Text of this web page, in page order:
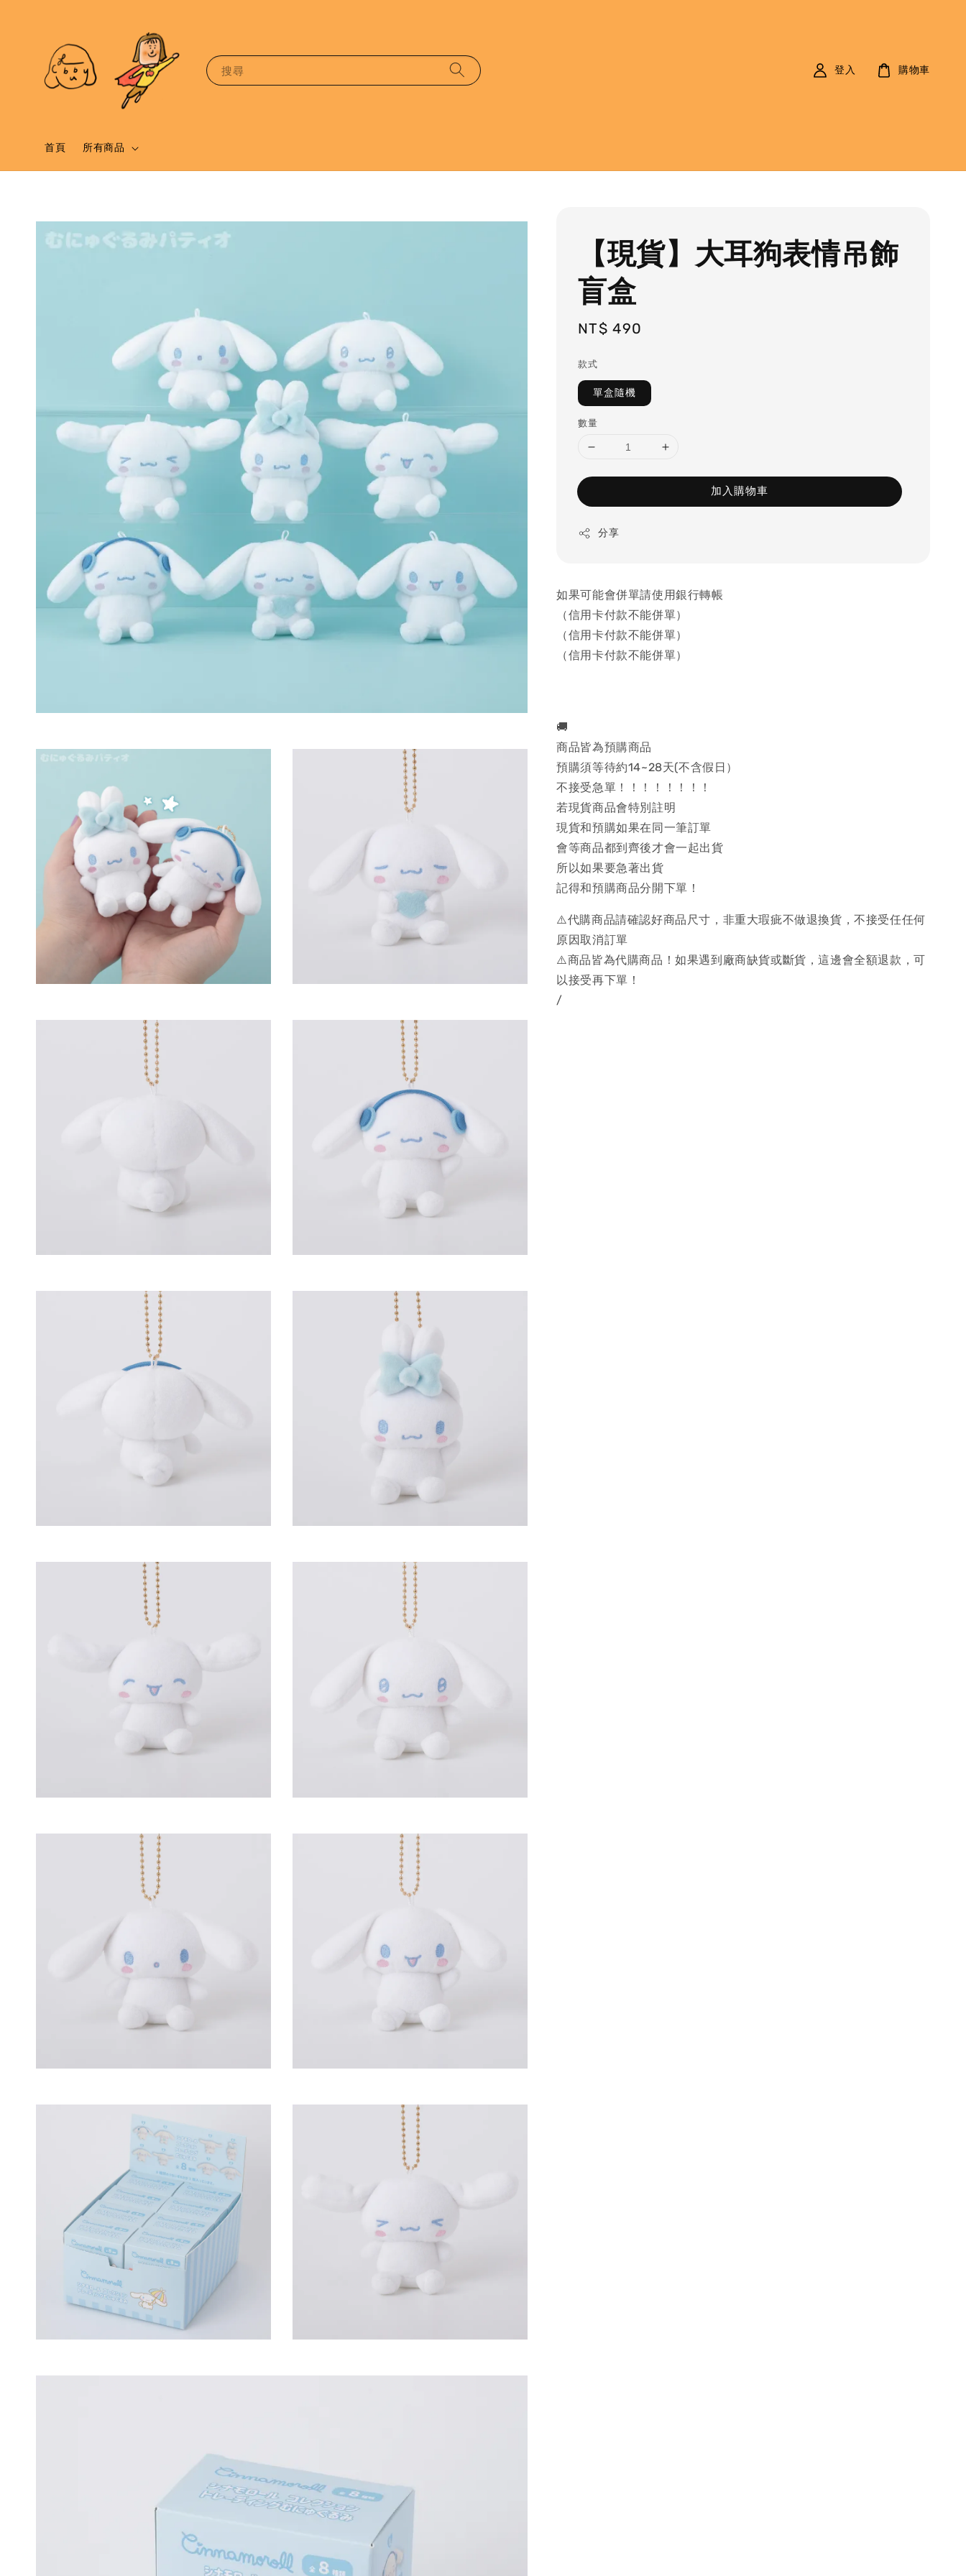
搜尋
首頁 所有商品
登入 購物車
【現貨】大耳狗表情吊飾
盲盒
Regular
NT$ 490
款式
單盒隨機
數量
加入購物車
分享
如果可能會併單請使用銀行轉帳
（信用卡付款不能併單）
（信用卡付款不能併單）
（信用卡付款不能併單）
🚚
商品皆為預購商品
預購須等待約14~28天(不含假日）
不接受急單！！！！！！！！
若現貨商品會特別註明
現貨和預購如果在同一筆訂單
會等商品都到齊後才會一起出貨
所以如果要急著出貨
記得和預購商品分開下單！
⚠️代購商品請確認好商品尺寸，非重大瑕疵不做退換貨，不接受任任何
原因取消訂單
⚠️商品皆為代購商品！如果遇到廠商缺貨或斷貨，這邊會全額退款，可
以接受再下單！
/